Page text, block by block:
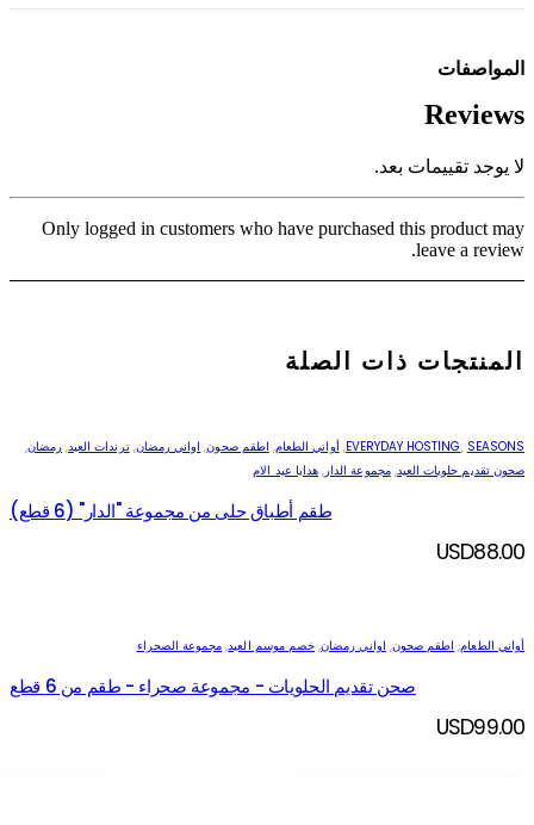
المواصفات
Reviews
لا يوجد تقييمات بعد.
Only logged in customers who have purchased this product may
leave a review.
المنتجات ذات الصلة
EVERYDAY HOSTING, SEASONS
, أواني الطعام, اطقم صحون, اواني رمضان,ترندات العيد,رمضان,
صحون تقديم حلويات العيد,مجموعة الدار , هدايا عيد الام
طقم أطباق حلى من مجموعة "الدار" (6 قطع)
USD88.00
أواني الطعام, اطقم صحون, اواني رمضان, خصم موسم العيد, مجموعة الصحراء
صحن تقديم الحلويات - مجموعة صحراء - طقم من 6 قطع
USD99.00